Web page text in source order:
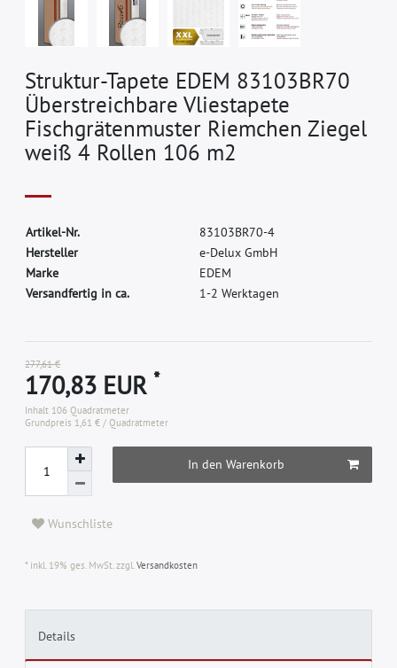
Struktur-Tapete EDEM 83103BR70
Überstreichbare Vliestapete
Fischgrätenmuster Riemchen Ziegel
weiß 4 Rollen 106 m2
Artikel-Nr. 83103BR70-4
Hersteller e-Delux GmbH
Marke EDEM
Versandfertig in ca.
1-2 Werktagen
277,61 €
170,83 EUR*
Inhalt 106Quadratmeter
Grundpreis 1,61 € / Quadratmeter
In den Warenkorb
Wunschliste
* inkl. 19% ges. MwSt. zzgl.Versandkosten
Details